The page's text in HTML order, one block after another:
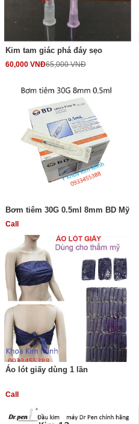
Kim tam giác phá đáy sẹo
60,000 VNĐ65,000 VNĐ
Bơm tiêm 30G 0.5ml 8mm BD Mỹ
Call
Áo lót giấy dùng 1 lần
Call